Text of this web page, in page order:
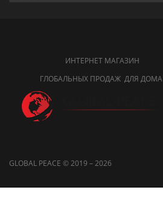
ИНТЕРНЕТ МАГАЗИН
ГЛОБАЛЬНЫХ ПРОДАЖ ДЛЯ ДОМА
GLOBAL PEACE © 2019 – 2026